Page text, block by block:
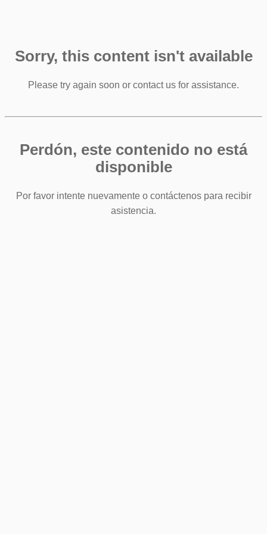
Sorry, this content isn't available
Please try again soon or contact us for assistance.
Perdón, este contenido no está
disponible
Por favor intente nuevamente o contáctenos para recibir
asistencia.